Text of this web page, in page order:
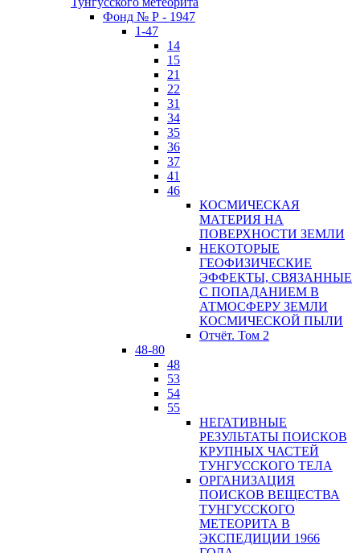
Фонд № Р - 1947
1-47
14
15
21
22
31
34
35
36
37
41
46
КОСМИЧЕСКАЯ
МАТЕРИЯ НА
ПОВЕРХНОСТИ ЗЕМЛИ
НЕКОТОРЫЕ
ГЕОФИЗИЧЕСКИЕ
ЭФФЕКТЫ, СВЯЗАННЫЕ
С ПОПАДАНИЕМ В
АТМОСФЕРУ ЗЕМЛИ
КОСМИЧЕСКОЙ ПЫЛИ
Отчёт. Том 2
48-80
48
53
54
55
НЕГАТИВНЫЕ
РЕЗУЛЬТАТЫ ПОИСКОВ
КРУПНЫХ ЧАСТЕЙ
ТУНГУССКОГО ТЕЛА
ОРГАНИЗАЦИЯ
ПОИСКОВ ВЕЩЕСТВА
ТУНГУССКОГО
МЕТЕОРИТА В
ЭКСПЕДИЦИИ 1966